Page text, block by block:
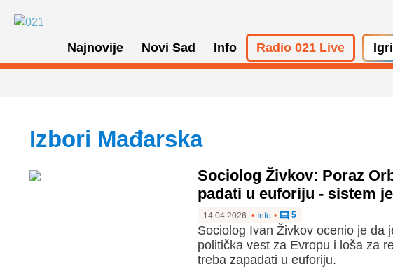
Najnovije Novi Sad Info Radio 021 Live
izbori Mađarska
Sociolog Živkov: Poraz
padati u euforiju - sistem
14.04.2026. • Info • 5
Sociolog Ivan Živkov ocenio je da
politička vest za Evropu i loša za
treba zapadati u euforiju.